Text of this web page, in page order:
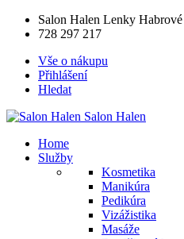
Salon Halen Lenky
728 297 217
Vše o nákupu
Přihlášení
Hledat
Salon Halen
Home
Služby
Kosmetika
Manikúra
Pedikúra
Vizážistika
Masáže